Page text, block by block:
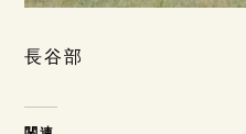
長谷部